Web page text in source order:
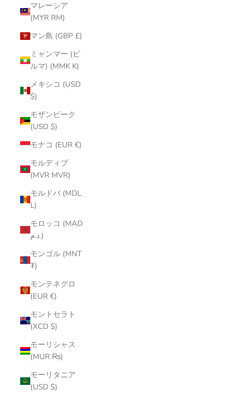
マレーシア
(MYR RM)
マン島 (GBP £)
ミャンマー (ビ
ルマ) (MMK K)
メキシコ (USD
$)
モザンビーク
(USD $)
モナコ (EUR €)
モルディブ
(MVR MVR)
モルドバ (MDL
L)
モロッコ (MAD
د.م.)
モンゴル (MNT
₮)
モンテネグロ
(EUR €)
モントセラト
(XCD $)
モーリシャス
(MUR ₨)
モーリタニア
(USD $)